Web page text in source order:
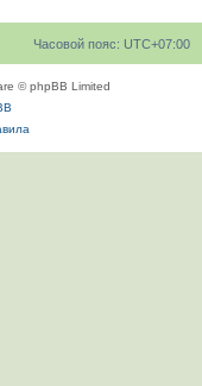
Часовой пояс: UTC+07:00
© phpBB Limited